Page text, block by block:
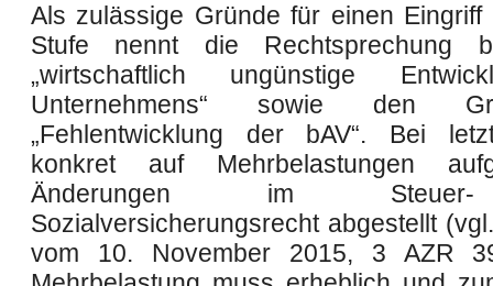
Als zulässige Gründe für einen
Stufe nennt die Rechtsprechung
„wirtschaftlich ungünstige
Unternehmens“ sowie den
„Fehlentwicklung der bAV“. Bei
konkret auf Mehrbelastungen
Änderungen im
Sozialversicherungsrecht abgestellt
vom 10. November 2015, 3 AZR